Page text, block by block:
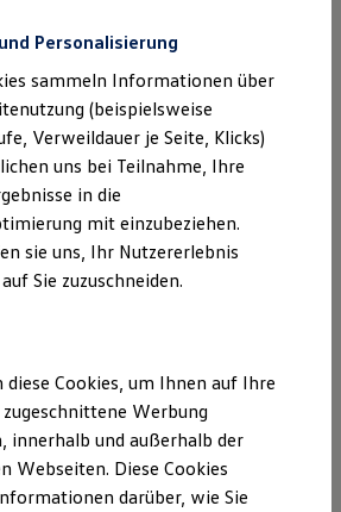
Class bei Volkswagen
Gewinn
unterwegs
finden
38
94-0
49
Liliensiek
HRB 22072
(VSBG)
an einem
vor einer
weder bereit noch dazu
Personalisierung
sammeln Informationen über
(beispielsweise
Verweildauer je Seite, Klicks)
uns bei Teilnahme, Ihre
in die
mit einzubeziehen.
sie uns, Ihr Nutzererlebnis
Sie zuzuschneiden.
Cookies, um Ihnen auf Ihre
Werbung
innerhalb und außerhalb der
Webseiten. Diese Cookies
darüber, wie Sie